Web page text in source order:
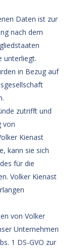
Daten ist zur
nach dem
unterliegt.
in Bezug auf
zutrifft und
von
Kienast
kann sie sich
für die
Volker Kienast
von Volker
Unternehmen
1 DS-GVO zur